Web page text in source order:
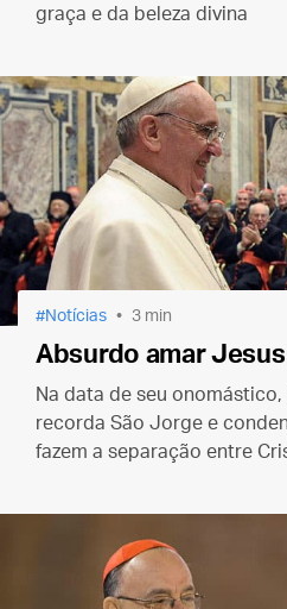
graça e da beleza divina
Notícias 3 min
Absurdo amar
Na data de seu
recorda São Jorge e
fazem a separação entre